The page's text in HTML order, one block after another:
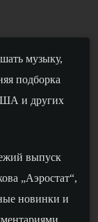
музыку,
подборка
и других
выпуск
„Аэростат“,
новинки и